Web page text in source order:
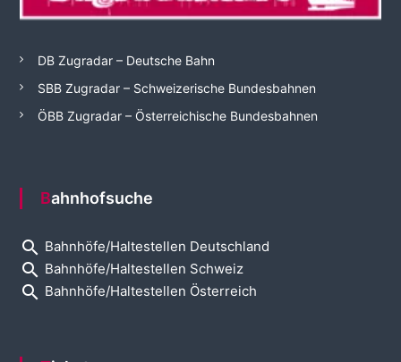
DB Zugradar – Deutsche Bahn
SBB Zugradar – Schweizerische Bundesbahnen
ÖBB Zugradar – Österreichische Bundesbahnen
Bahnhofsuche
search Bahnhöfe/Haltestellen Deutschland
search Bahnhöfe/Haltestellen Schweiz
search Bahnhöfe/Haltestellen Österreich